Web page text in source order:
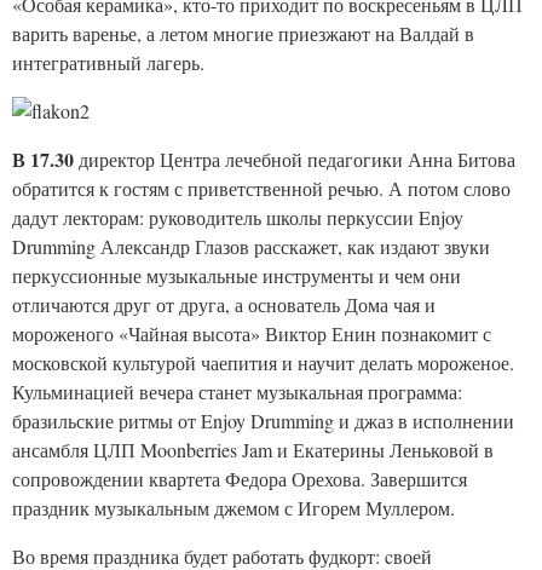
варить варенье, а летом многие приезжают на Валдай в
интегративный лагерь.
В 17.30 директор Центра лечебной педагогики Анна Битова
обратится к гостям с приветственной речью. А потом слово
дадут лекторам: руководитель школы перкуссии Enjoy
Drumming Александр Глазов расскажет, как издают звуки
перкуссионные музыкальные инструменты и чем они
отличаются друг от друга, а основатель Дома чая и
мороженого «Чайная высота» Виктор Енин познакомит с
московской культурой чаепития и научит делать мороженое.
Кульминацией вечера станет музыкальная программа:
бразильские ритмы от Enjoy Drumming и джаз в исполнении
ансамбля ЦЛП Moonberries Jam и Екатерины Леньковой в
сопровождении квартета Федора Орехова. Завершится
праздник музыкальным джемом с Игорем Муллером.
Во время праздника будет работать фудкорт: cвоей